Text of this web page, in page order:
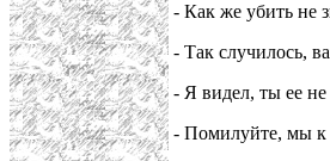
- Как же убить не
- Так случилось,
- Я видел, ты ее не
- Помилуйте, мы к